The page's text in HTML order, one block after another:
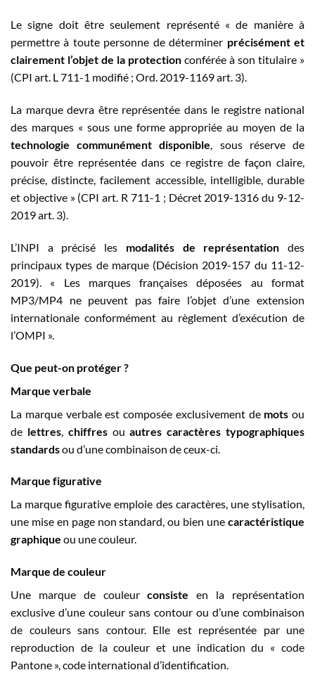
Le signe doit être seulement représenté « de manière à
permettre à toute personne de déterminer précisément et
clairement l’objet de la protection conférée à son titulaire »
(CPI art. L 711-1 modifié ; Ord. 2019-1169 art. 3).
La marque devra être représentée dans le registre national
des marques « sous une forme appropriée au moyen de la
technologie communément disponible, sous réserve de
pouvoir être représentée dans ce registre de façon claire,
précise, distincte, facilement accessible, intelligible, durable
et objective » (CPI art. R 711-1 ; Décret 2019-1316 du 9-12-
2019 art. 3).
L’INPI a précisé les modalités de représentation des
principaux types de marque (Décision 2019-157 du 11-12-
2019). « Les marques françaises déposées au format
MP3/MP4 ne peuvent pas faire l’objet d’une extension
internationale conformément au règlement d’exécution de
l’OMPI ».
Que peut-on protéger ?
Marque verbale
La marque verbale est composée exclusivement de mots ou
de lettres, chiffresouautres caractères typographiques
standardsou d’une combinaison de ceux-ci.
Marque figurative
La marque figurative emploie des caractères, une stylisation,
une mise en page non standard, ou bien une caractéristique
graphique ou une couleur.
Marque de couleur
Une marque de couleurconsiste en la représentation
exclusive d’une couleur sans contour ou d’une combinaison
de couleurs sans contour. Elle est représentée par une
reproduction de la couleur et une indication du « code
Pantone », code international d’identification.